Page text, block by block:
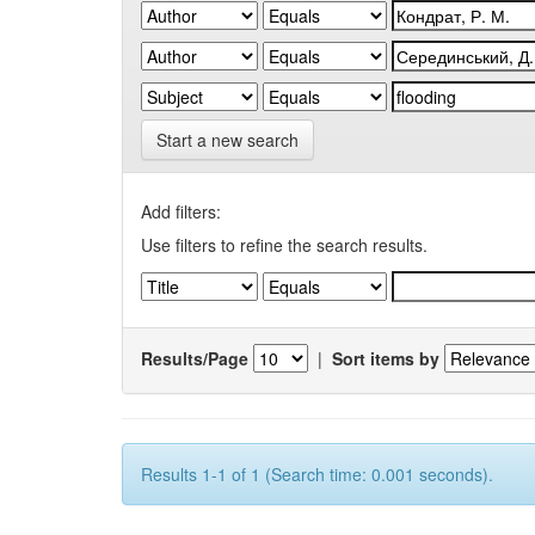
Start a new search
Add filters:
Use filters to refine the search results.
Results/Page | Sort items by
Results 1-1 of 1 (Search time: 0.001 seconds).